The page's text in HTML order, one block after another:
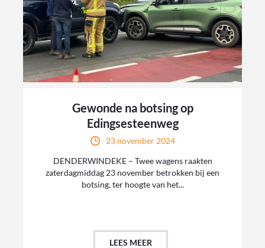
Gewonde na botsing op
Edingsesteenweg
23 november 2024
DENDERWINDEKE – Twee wagens raakten
zaterdagmiddag 23 november betrokken bij een
botsing, ter hoogte van het...
LEES MEER